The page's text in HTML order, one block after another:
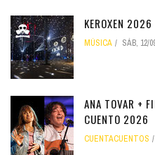
KEROXEN
MÚSICA SÁB, 12/
ANA TOVAR +
CUENTO 2026
CUENTACUENTOS